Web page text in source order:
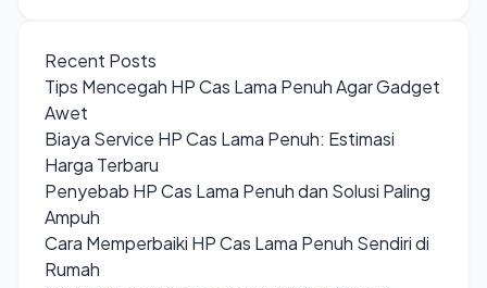
Recent Posts
Tips Mencegah HP Cas Lama Penuh Agar Gadget
Awet
Biaya Service HP Cas Lama Penuh: Estimasi
Harga Terbaru
Penyebab HP Cas Lama Penuh dan Solusi Paling
Ampuh
Cara Memperbaiki HP Cas Lama Penuh Sendiri di
Rumah